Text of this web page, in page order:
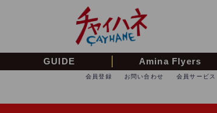
GUIDE Amina Flyers
会員サービス
お問い合わせ
会員登録